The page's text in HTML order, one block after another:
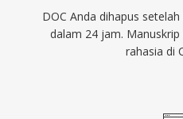
DOC Anda dihapus
dalam 24 jam.
rahasia di